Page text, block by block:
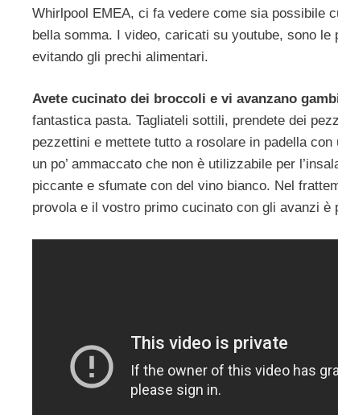
Whirlpool EMEA, ci fa vedere come sia possibile
bella somma. I video, caricati su youtube, sono le
evitando gli prechi alimentari.
Avete cucinato dei broccoli e vi avanzano
fantastica pasta. Tagliateli sottili, prendete dei
pezzettini e mettete tutto a rosolare in padella
un po’ ammaccato che non è utilizzabile per
piccante e sfumate con del vino bianco. Nel
provola e il vostro primo cucinato con gli avanzi è